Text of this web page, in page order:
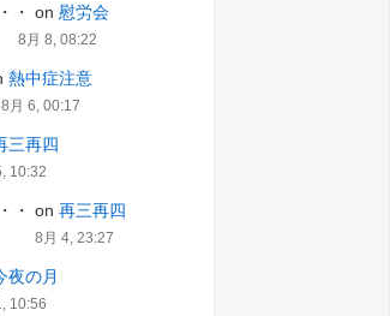
・ on 慰労会
8月 8, 08:22
熱中症注意
8月 6, 00:17
三再四
10:32
・ on 再三再四
8月 4, 23:27
夜の月
10:56